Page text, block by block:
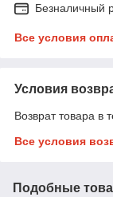
Безналичный
Все условия
Условия
Возврат товара в
Все условия
Подобные